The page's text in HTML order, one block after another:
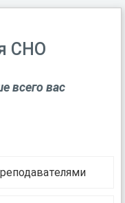
СНО
всего вас